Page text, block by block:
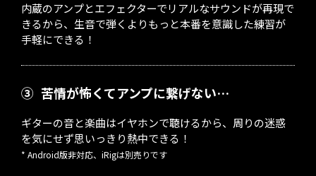
内蔵のアンプとエフェクターでリアルなサウンドが再現で
きるから、生音で弾くよりもっと本番を意識した練習が
手軽にできる！
③ 苦情が怖くてアンプに繋げない…
ギターの音と楽曲はイヤホンで聴けるから、周りの迷惑
を気にせず思いっきり熱中できる！
* Android版非対応、iRigは別売りです